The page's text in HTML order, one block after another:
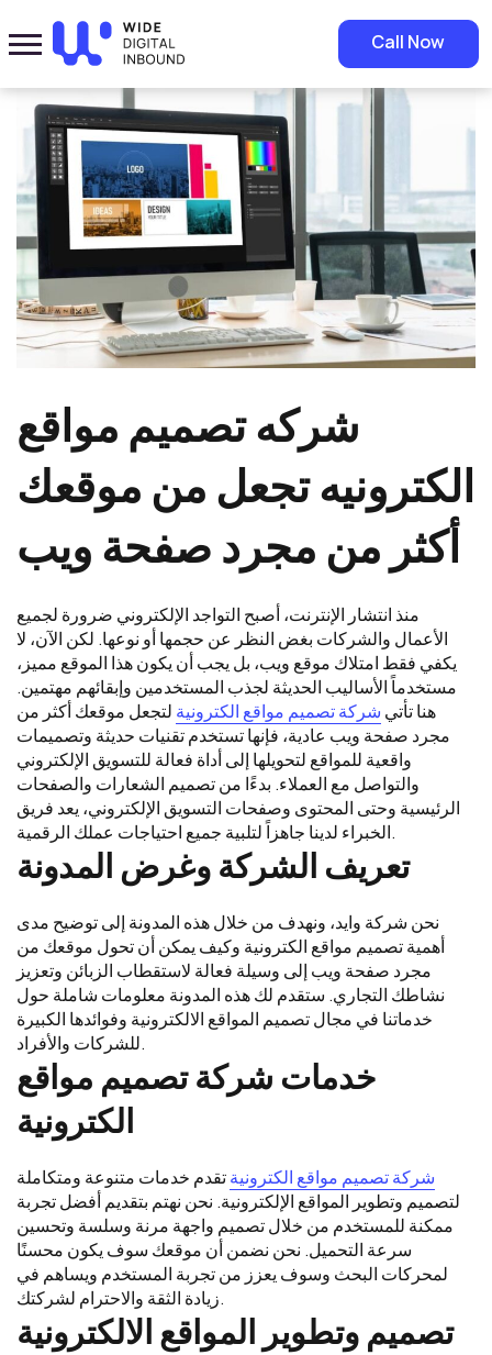
Call Now
Home»Blog » شركه تصميم مواقع الكترونيه تجعل من موقعك أكثر من مجرد
صفحة ويب
شركه تصميم مواقع
الكترونيه تجعل من موقعك
أكثر من مجرد صفحة ويب
منذ انتشار الإنترنت، أصبح التواجد الإلكتروني ضرورة لجميع
الأعمال والشركات بغض النظر عن حجمها أو نوعها. لكن الآن، لا
يكفي فقط امتلاك موقع ويب، بل يجب أن يكون هذا الموقع مميز،
مستخدماً الأساليب الحديثة لجذب المستخدمين وإبقائهم مهتمين.
هنا تأتي شركة تصميم مواقع الكترونية لتجعل موقعك أكثر من
مجرد صفحة ويب عادية، فإنها تستخدم تقنيات حديثة وتصميمات
واقعية للمواقع لتحويلها إلى أداة فعالة للتسويق الإلكتروني
والتواصل مع العملاء. بدءًا من تصميم الشعارات والصفحات
الرئيسية وحتى المحتوى وصفحات التسويق الإلكتروني، يعد فريق
الخبراء لدينا جاهزاً لتلبية جميع احتياجات عملك الرقمية.
تعريف الشركة وغرض المدونة
نحن شركة وايد، ونهدف من خلال هذه المدونة إلى توضيح مدى
أهمية تصميم مواقع الكترونية وكيف يمكن أن تحول موقعك من
مجرد صفحة ويب إلى وسيلة فعالة لاستقطاب الزبائن وتعزيز
نشاطك التجاري. ستقدم لك هذه المدونة معلومات شاملة حول
خدماتنا في مجال تصميم المواقع الالكترونية وفوائدها الكبيرة
للشركات والأفراد.
خدمات شركة تصميم مواقع
الكترونية
شركة تصميم مواقع الكترونيةتقدم خدمات متنوعة ومتكاملة
لتصميم وتطوير المواقع الإلكترونية. نحن نهتم بتقديم أفضل تجربة
ممكنة للمستخدم من خلال تصميم واجهة مرنة وسلسة وتحسين
سرعة التحميل. نحن نضمن أن موقعك سوف يكون محسنًا
لمحركات البحث وسوف يعزز من تجربة المستخدم ويساهم في
زيادة الثقة والاحترام لشركتك.
تصميم وتطوير المواقع الالكترونية